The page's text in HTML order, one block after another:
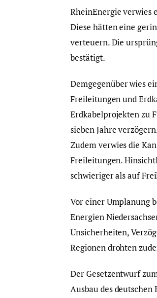
RheinEnergie verwies
Diese hätten eine
verteuern. Die
bestätigt.
Demgegenüber wies
Freileitungen und
Erdkabelprojekten zu
sieben Jahre
Zudem verwies die
Freileitungen.
schwieriger als auf
Vor einer Umplanung
Energien
Unsicherheiten,
Regionen drohten
Der Gesetzentwurf
Ausbau des